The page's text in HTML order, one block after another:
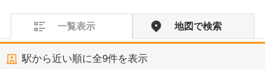
一覧表示 地図で検索
駅から近い順に全9件を表示